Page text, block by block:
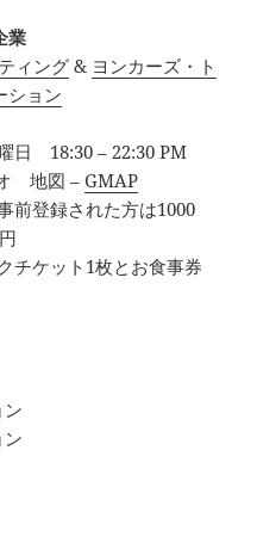
業
ィング& ヨンカーズ・ト
ション
日 18:30 – 22:30 PM
オ 地図 –GMAP
前登録された方は1000
チケット1枚とお食事券